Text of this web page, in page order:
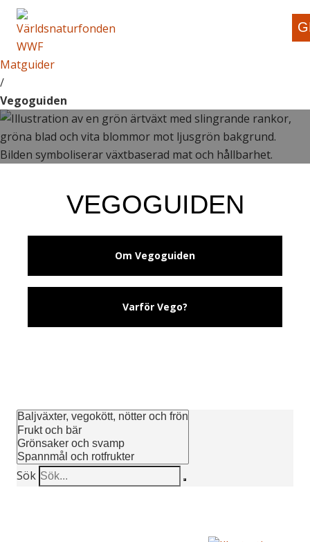
Matguider
/
Vegoguiden
VEGOGUIDEN
Om Vegoguiden
Varför Vego?
Sök